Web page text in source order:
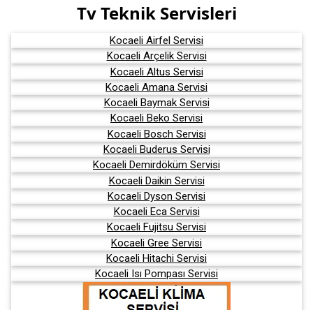
Tv Teknik Servisleri
Kocaeli Airfel Servisi
Kocaeli Arçelik Servisi
Kocaeli Altus Servisi
Kocaeli Amana Servisi
Kocaeli Baymak Servisi
Kocaeli Beko Servisi
Kocaeli Bosch Servisi
Kocaeli Buderus Servisi
Kocaeli Demirdöküm Servisi
Kocaeli Daikin Servisi
Kocaeli Dyson Servisi
Kocaeli Eca Servisi
Kocaeli Fujitsu Servisi
Kocaeli Gree Servisi
Kocaeli Hitachi Servisi
Kocaeli Isı Pompası Servisi